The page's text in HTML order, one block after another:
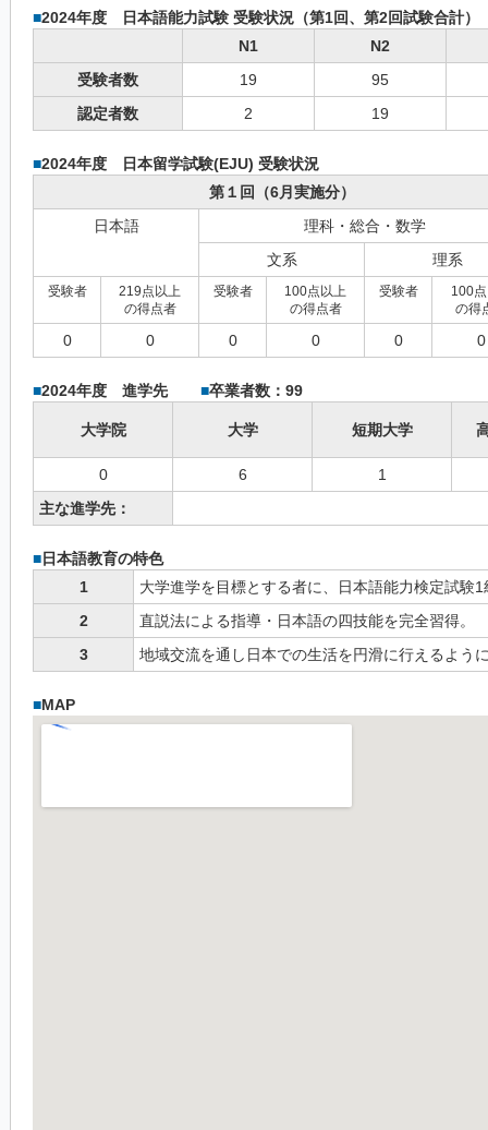
■2024年度 日本語能力試験 受験状況（第1回、第2回試験合計）
N1
N2
受験者数
19
95
認定者数
2 19
■2024年度 日本留学試験(EJU) 受験状況
第１回（6月実施分）
日本語
理科・総合・数学
文系
理系
受験者
219点以上
の得点者
受験者
100点以上
の得点者
受験者
100
の得
0 0 0 0 0 0
■2024年度 進学先 ■卒業者数：99
大学院 大学 短期大学
0 6
1
主な進学先：
■日本語教育の特色
1
大学進学を目標とする者に、日本語能力検定試験
2
直説法による指導・日本語の四技能を完全習得。
3
地域交流を通し日本での生活を円滑に行えるよう
■MAP